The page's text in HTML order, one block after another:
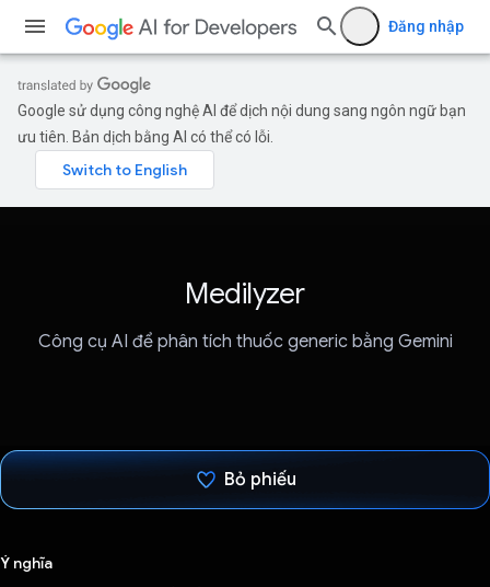
Đăng nhập
Google sử dụng công nghệ AI để dịch nội dung sang ngôn ngữ bạn
ưu tiên. Bản dịch bằng AI có thể có lỗi.
Medilyzer
Công cụ AI để phân tích thuốc generic bằng Gemini
Bỏ phiếu
Ý nghĩa